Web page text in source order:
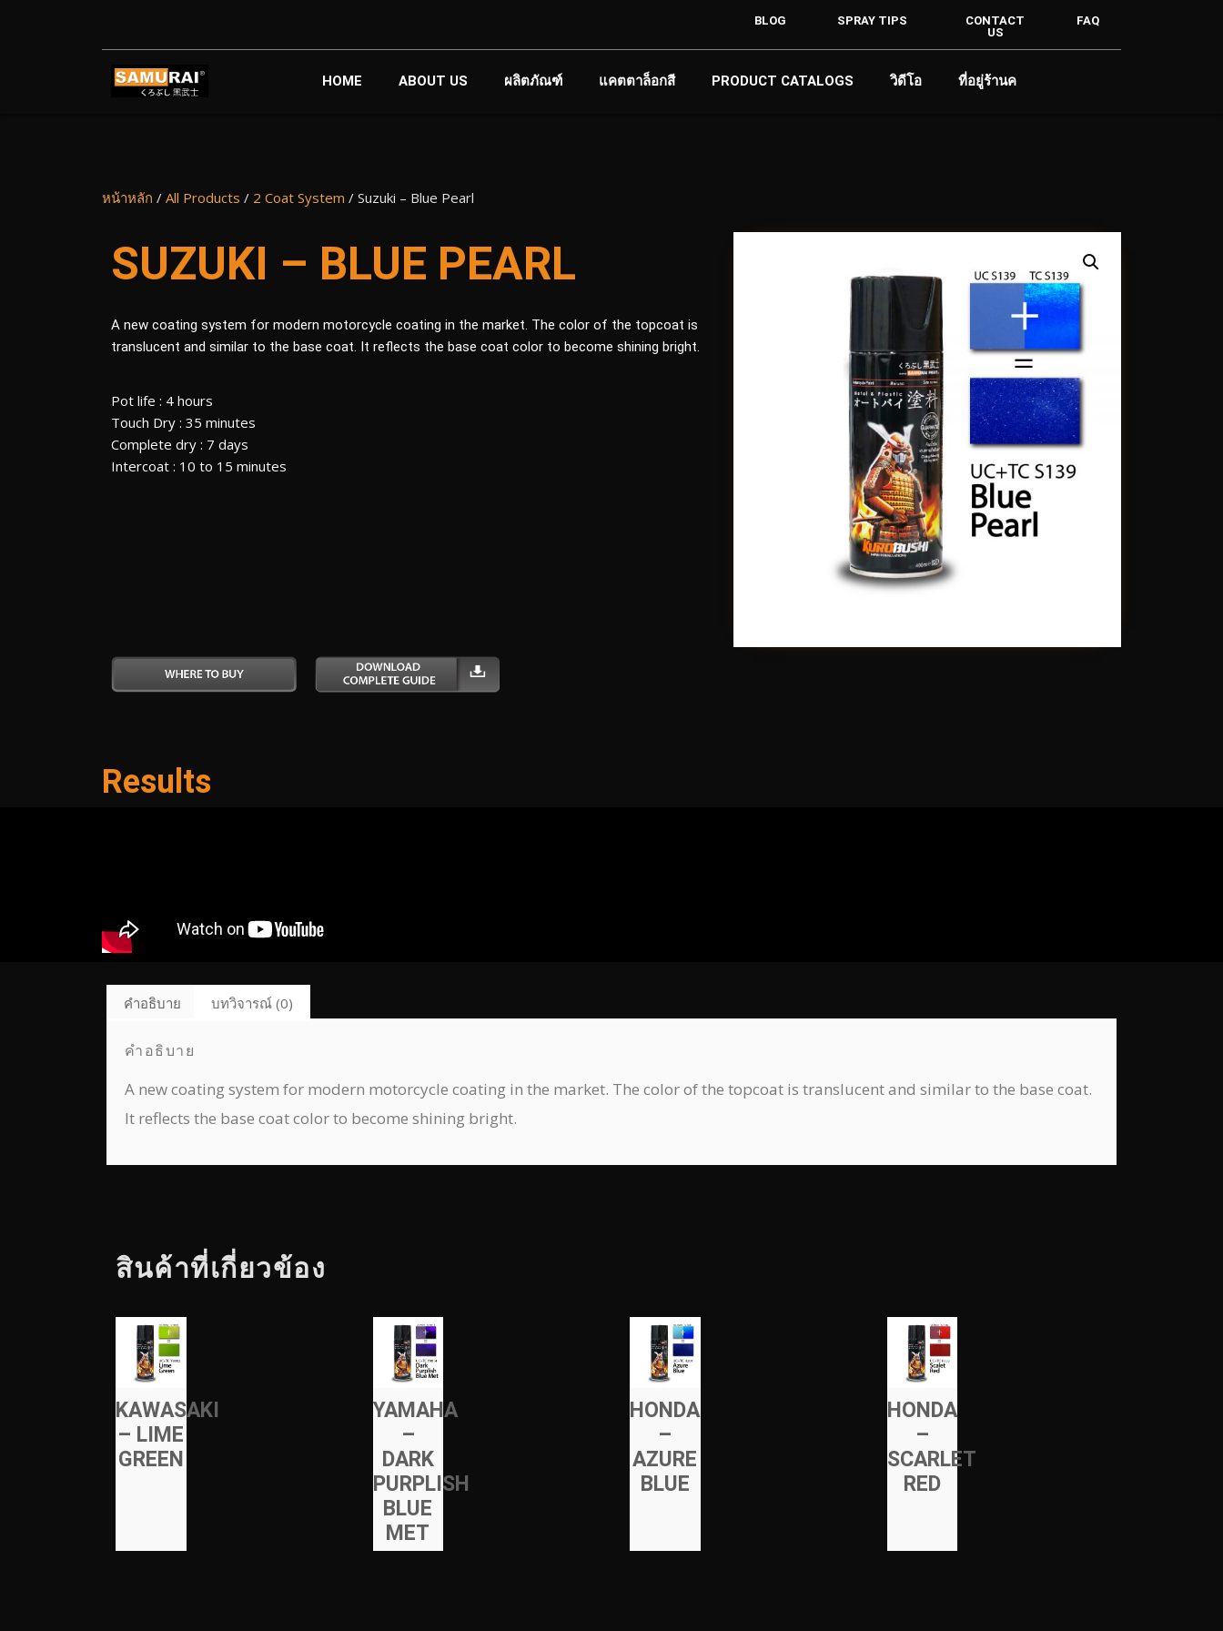
BLOG SPRAY TIPS
CONTACT
US
FAQ
HOME ABOUT US ผลิตภัณฑ์ แคตตาล็อกสี PRODUCT CATALOGS วิดีโอ ที่อยู่ร้านค
หน้าหลัก / All Products / 2 Coat System / Suzuki – Blue Pearl
SUZUKI – BLUE PEARL
A new coating system for modern motorcycle coating in the market. The color of the topcoat is
translucent and similar to the base coat. It reflects the base coat color to become shining bright.
Pot life : 4 hours
Touch Dry : 35 minutes
Complete dry : 7 days
Intercoat : 10 to 15 minutes
Results
คำอธิบาย บทวิจารณ์ (0)
คำอธิบาย
A new coating system for modern motorcycle coating in the market. The color of the topcoat is translucent and similar to the base coat.
It reflects the base coat color to become shining bright.
สินค้าที่เกี่ยวข้อง
KAWASAKI
– LIME
GREEN
YAMAHA
–
DARK
PURPLISH
BLUE
MET
HONDA
–
AZURE
BLUE
HONDA
–
SCARLET
RED